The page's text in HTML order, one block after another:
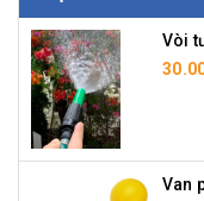
Vòi
Van